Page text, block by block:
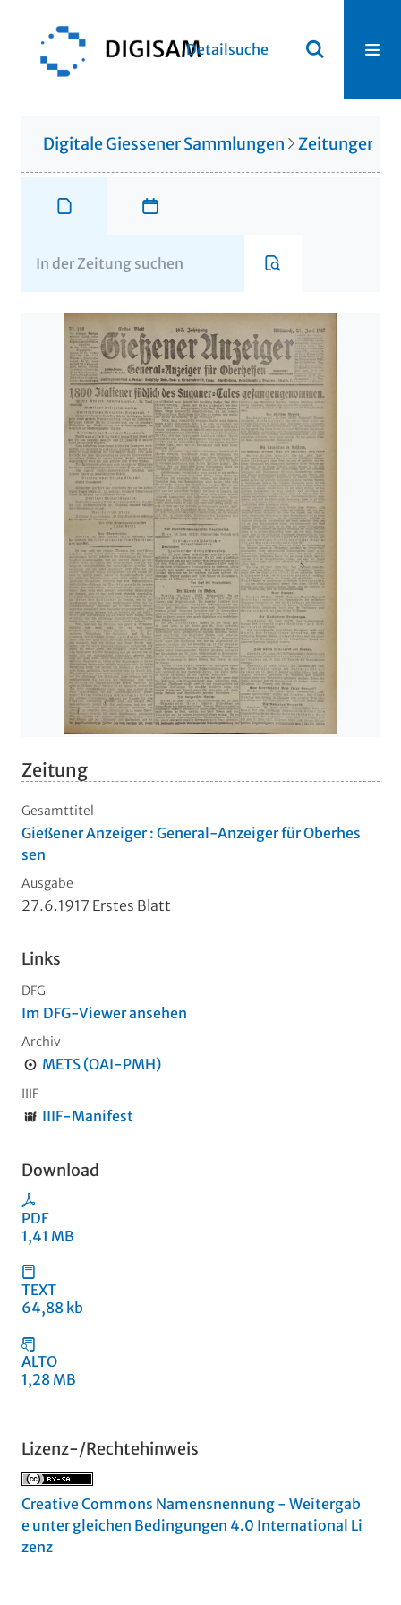
Detailsuche
Digitale Giessener Sammlungen Zeitungen
Zeitung
Gesamttitel
Gießener Anzeiger : General-Anzeiger für Oberhes
sen
Ausgabe
27.6.1917 Erstes Blatt
Links
DFG
Im DFG-Viewer ansehen
Archiv
METS (OAI-PMH)
IIIF
IIIF-Manifest
Download
PDF
1,41 MB
TEXT
64,88 kb
ALTO
1,28 MB
Lizenz-/Rechtehinweis
Creative Commons Namensnennung - Weitergab
e unter gleichen Bedingungen 4.0 International Li
zenz